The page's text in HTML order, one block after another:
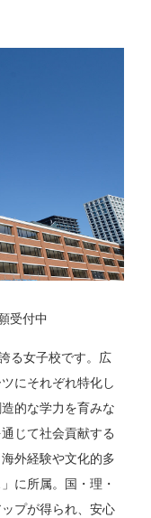
受付中
る女子校です。広
にそれぞれ特化し
的な学力を育みな
じて社会貢献する
外経験や文化的多
に所属。国・理・
プが得られ、安心